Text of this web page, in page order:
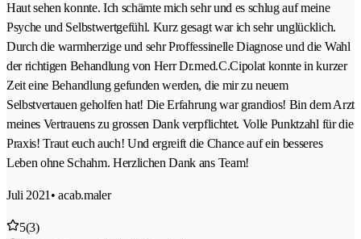
Haut sehen konnte. Ich schämte mich sehr und es schlug auf meine
Psyche und Selbstwertgefühl. Kurz gesagt war ich sehr unglücklich.
Durch die warmherzige und sehr Proffessinelle Diagnose und die Wahl
der richtigen Behandlung von Herr Dr.med.C.Cipolat konnte in kurzer
Zeit eine Behandlung gefunden werden, die mir zu neuem
Selbstvertauen geholfen hat! Die Erfahrung war grandios! Bin dem Arzt
meines Vertrauens zu grossen Dank verpflichtet. Volle Punktzahl für die
Praxis! Traut euch auch! Und ergreift die Chance auf ein besseres
Leben ohne Schahm. Herzlichen Dank ans Team!
Juli 2021• acab.maler
5(3)